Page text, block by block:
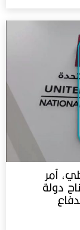
آمر
دولة